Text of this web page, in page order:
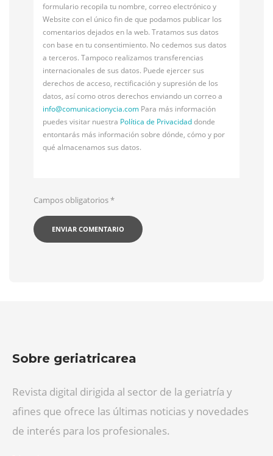
formulario recopila tu nombre, correo electrónico y
Website con el único fin de que podamos publicar los
comentarios dejados en la web. Tratamos sus datos
con base en tu consentimiento. No cedemos sus datos
a terceros. Tampoco realizamos transferencias
internacionales de sus datos. Puede ejercer sus
derechos de acceso, rectificación y supresión de los
datos, así como otros derechos enviando un correo a
info@comunicacionycia.com Para más información
puedes visitar nuestra Política de Privacidaddonde
entontarás más información sobre dónde, cómo y por
qué almacenamos sus datos.
Campos obligatorios*
Sobre geriatricarea
Revista digital dirigida al sector de la geriatría y
afines que ofrece las últimas noticias y novedades
de interés para los profesionales.